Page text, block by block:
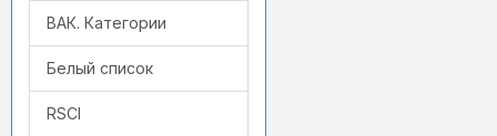
ВАК. Категории
Белый список
RSCI